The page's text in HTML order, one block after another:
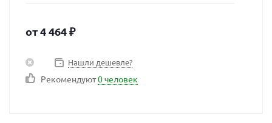
от4 464₽
Нашли дешевле?
Рекомендуют0 человек